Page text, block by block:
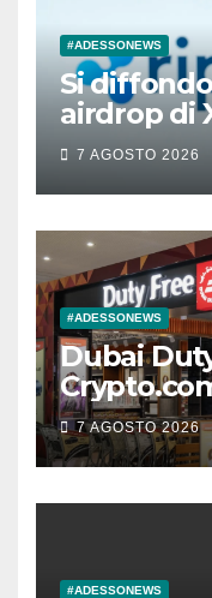
#ADESSONEWS
Si
airdrop di
7 AGOSTO 2026
#ADESSONEWS
Dubai
Arabi Uniti
7 AGOSTO 2026
#ADESSONEWS